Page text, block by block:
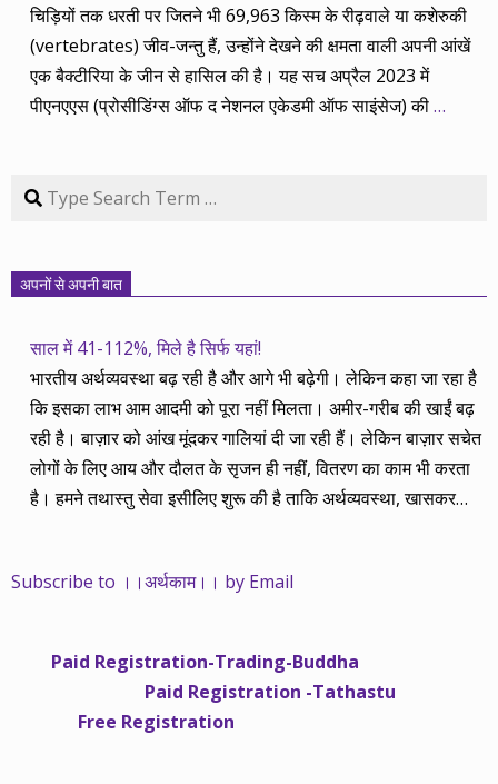
चिड़ियों तक धरती पर जितने भी 69,963 किस्म के रीढ़वाले या कशेरुकी
(vertebrates) जीव-जन्तु हैं, उन्होंने देखने की क्षमता वाली अपनी आंखें
एक बैक्टीरिया के जीन से हासिल की है। यह सच अप्रैल 2023 में
पीएनएएस (प्रोसीडिंग्स ऑफ द नेशनल एकेडमी ऑफ साइंसेज) की…
Search
अपनों से अपनी बात
साल में 41-112%, मिले है सिर्फ यहां!
भारतीय अर्थव्यवस्था बढ़ रही है और आगे भी बढ़ेगी। लेकिन कहा जा रहा है
कि इसका लाभ आम आदमी को पूरा नहीं मिलता। अमीर-गरीब की खाईं बढ़
रही है। बाज़ार को आंख मूंदकर गालियां दी जा रही हैं। लेकिन बाज़ार सचेत
लोगों के लिए आय और दौलत के सृजन ही नहीं, वितरण का काम भी करता
है। हमने तथास्तु सेवा इसीलिए शुरू की है ताकि अर्थव्यवस्था, खासकर
महंगाई की दर 10 प्रतिशत से ऊपर रहती है। वे भागकर जाते हैं सोने और
नहीं आती। खुद उनके कितने काम आएगी, यह भी पक्का नहीं। जो पिछले
साढ़े चार सालों से अर्थकाम से जुड़े हैं, वे हमारी ईमानदारी और सत्यनिष्ठा से
भलीभांति वाकिफ हैं। शुरू में हम भी कच्चे थे तो बाज़ार के उस्तादों के जाल
में फंस गए। गलतियां कीं। लेकिन जैसे ही समझ में आया, खटाक से उनसे
Subscribe to ।।अर्थकाम।। by Email
Paid Registration-Trading-Buddha
Paid Registration -Tathastu
Free Registration